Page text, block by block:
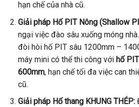
hạn chế của nhà cũ.
Giải pháp Hố PIT Nông (Shallow
ngại việc đào sâu xuống móng
đòi hòi hố PIT sâu 1200mm –
máy mini có thể thi công với hố
600mm, hạn chế tối đa việc can
cũ.
Giải pháp Hố thang KHUNG THÉP: